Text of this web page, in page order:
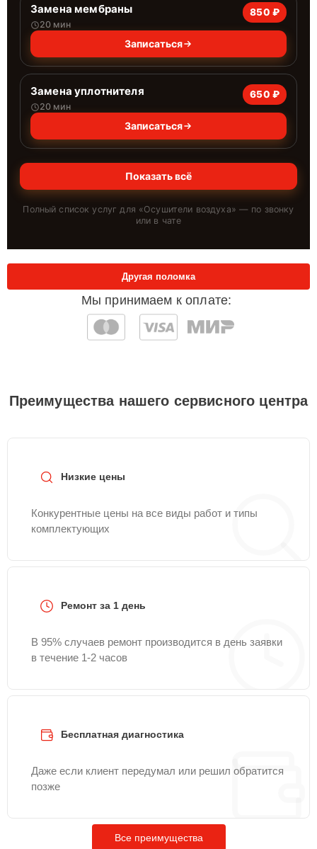
Замена мембраны
20 мин
850 ₽
Записаться
Замена уплотнителя
20 мин
650 ₽
Записаться
Показать всё
Полный список услуг для «Осушители воздуха» — по звонку
или в чате
Мы принимаем к оплате:
Другая поломка
Преимущества нашего сервисного центра
Низкие цены
Конкурентные цены на все виды работ и типы
комплектующих
Ремонт за 1 день
В 95% случаев ремонт производится в день заявки
в течение 1-2 часов
Бесплатная диагностика
Даже если клиент передумал или решил обратится
позже
Все преимущества